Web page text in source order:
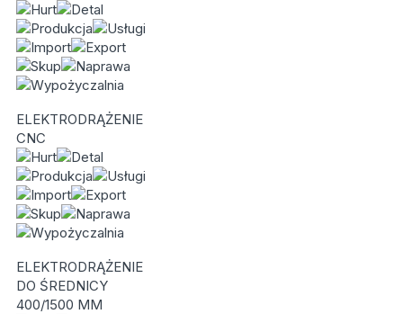
ELEKTRODRĄŻENIE
CNC
ELEKTRODRĄŻENIE
DO ŚREDNICY
400/1500 MM